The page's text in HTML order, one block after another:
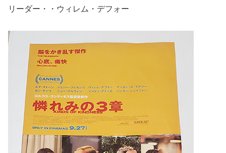
リーダー・・ウィレム・デフォー